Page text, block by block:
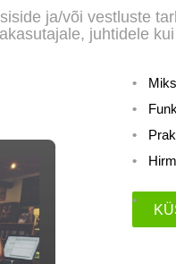
ja/või vestluste
juhtidele